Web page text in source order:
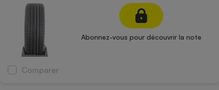
Abonnez-vous pour découvrir la note
Comparer